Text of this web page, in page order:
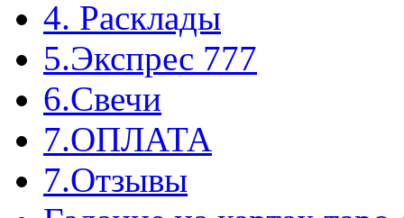
4. Расклады
5.Экспрес 777
6.Свечи
7.ОПЛАТА
7.Отзывы